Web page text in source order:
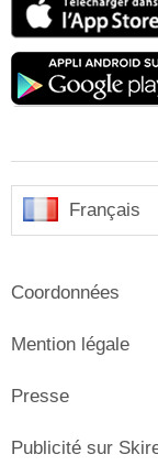
Français
Coordonnées
Mention légale
Presse
Publicité sur